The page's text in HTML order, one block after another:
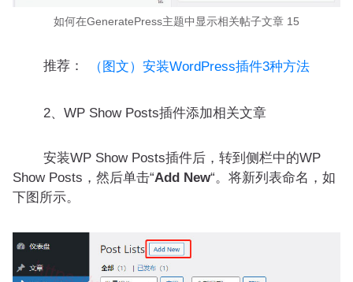
如何在GeneratePress主题中显示相关帖子文章 15
推荐： （图文）安装WordPress插件3种方法
2、WP Show Posts插件添加相关文章
安装WP Show Posts插件后，转到侧栏中的WP
Show Posts，然后单击“Add New“。将新列表命名，如
下图所示。